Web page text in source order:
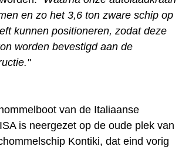
en zo het 3,6 ton zware schip op
kunnen positioneren, zodat deze
worden bevestigd aan de
van de Italiaanse
is neergezet op de oude plek van
Kontiki, dat eind vorig